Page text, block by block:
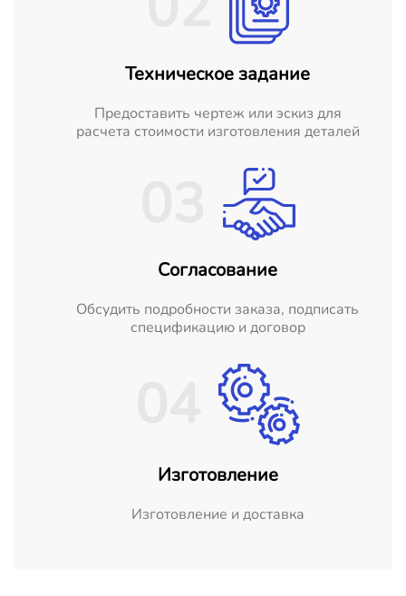
Техническое задание
Предоставить чертеж или эскиз для
расчета стоимости изготовления деталей
Согласование
Обсудить подробности заказа, подписать
спецификацию и договор
Изготовление
Изготовление и доставка